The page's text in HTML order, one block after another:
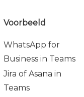
Voorbeeld
WhatsApp for
Business in Teams
Jira of Asana in
Teams